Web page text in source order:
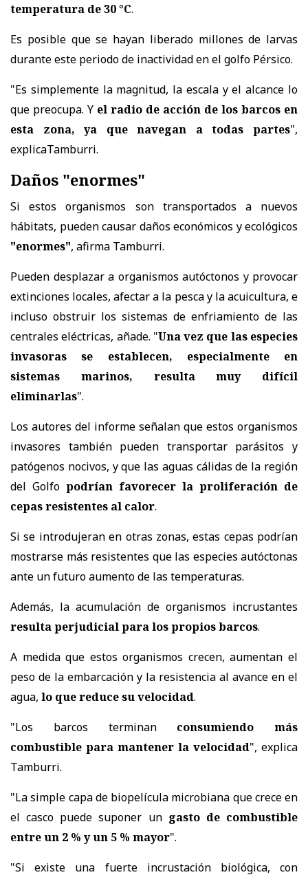
temperatura de 30 °C.
Es posible que se hayan liberado millones de larvas
durante este periodo de inactividad en el golfo Pérsico.
"Es simplemente la magnitud, la escala y el alcance lo
que preocupa. Y el radio de acción de los barcos en
esta zona, ya que navegan a todas partes",
explicaTamburri.
Daños "enormes"
Si estos organismos son transportados a nuevos
hábitats, pueden causar daños económicos y ecológicos
"enormes", afirma Tamburri.
Pueden desplazar a organismos autóctonos y provocar
extinciones locales, afectar a la pesca y la acuicultura, e
incluso obstruir los sistemas de enfriamiento de las
centrales eléctricas, añade. "Una vez que las especies
invasoras se establecen, especialmente en
sistemas marinos, resulta muy difícil
eliminarlas".
Los autores del informe señalan que estos organismos
invasores también pueden transportar parásitos y
patógenos nocivos, y que las aguas cálidas de la región
del Golfo podrían favorecer la proliferación de
cepas resistentes al calor.
Si se introdujeran en otras zonas, estas cepas podrían
mostrarse más resistentes que las especies autóctonas
ante un futuro aumento de las temperaturas.
Además, la acumulación de organismos incrustantes
resulta perjudicial para los propios barcos.
A medida que estos organismos crecen, aumentan el
peso de la embarcación y la resistencia al avance en el
agua, lo que reduce su velocidad.
"Los barcos terminan consumiendo más
combustible para mantener la velocidad", explica
Tamburri.
"La simple capa de biopelícula microbiana que crece en
el casco puede suponer un gasto de combustible
entre un 2 % y un 5 % mayor".
"Si existe una fuerte incrustación biológica, con